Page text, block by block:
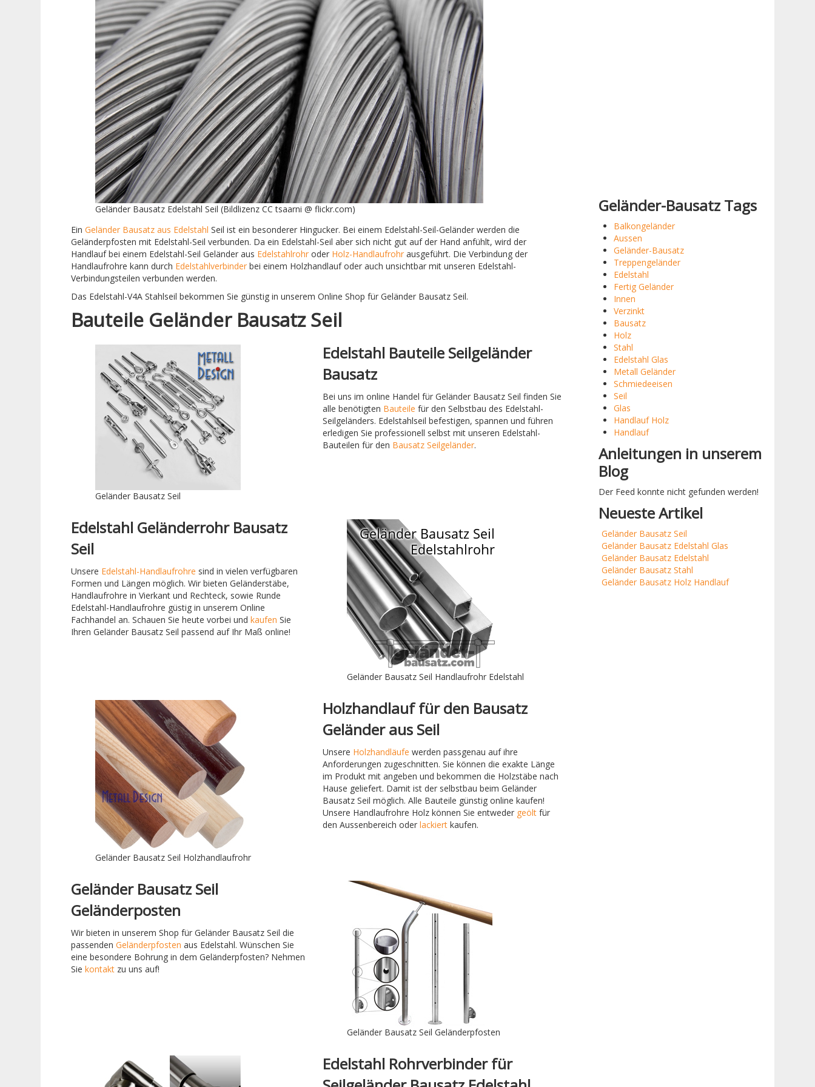
Geländer Bausatz Edelstahl Seil (Bildlizenz CC tsaarni @ flickr.com)
Ein Geländer Bausatz aus Edelstahl Seil ist ein besonderer Hingucker. Bei einem Edelstahl-Seil-Geländer werden die
Geländerpfosten mit Edelstahl-Seil verbunden. Da ein Edelstahl-Seil aber sich nicht gut auf der Hand anfühlt, wird der
Handlauf bei einem Edelstahl-Seil Geländer aus Edelstahlrohr oder Holz-Handlaufrohr ausgeführt. Die Verbindung der
Handlaufrohre kann durch Edelstahlverbinder bei einem Holzhandlauf oder auch unsichtbar mit unseren Edelstahl-
Verbindungsteilen verbunden werden.
Das Edelstahl-V4A Stahlseil bekommen Sie günstig in unserem Online Shop für Geländer Bausatz Seil.
Bauteile Geländer Bausatz Seil
Geländer Bausatz Seil
Edelstahl Bauteile Seilgeländer
Bausatz
Bei uns im online Handel für Geländer Bausatz Seil finden Sie
alle benötigten Bauteile für den Selbstbau des Edelstahl-
Seilgeländers. Edelstahlseil befestigen, spannen und führen
erledigen Sie professionell selbst mit unseren Edelstahl-
Bauteilen für den Bausatz Seilgeländer.
Edelstahl Geländerrohr Bausatz
Seil
Unsere Edelstahl-Handlaufrohre sind in vielen verfügbaren
Formen und Längen möglich. Wir bieten Geländerstäbe,
Handlaufrohre in Vierkant und Rechteck, sowie Runde
Edelstahl-Handlaufrohre güstig in unserem Online
Fachhandel an. Schauen Sie heute vorbei und kaufen Sie
Ihren Geländer Bausatz Seil passend auf Ihr Maß online!
Geländer Bausatz Seil Handlaufrohr Edelstahl
Geländer Bausatz Seil Holzhandlaufrohr
Holzhandlauf für den Bausatz
Geländer aus Seil
Unsere Holzhandläufe werden passgenau auf ihre
Anforderungen zugeschnitten. Sie können die exakte Länge
im Produkt mit angeben und bekommen die Holzstäbe nach
Hause geliefert. Damit ist der selbstbau beim Geländer
Bausatz Seil möglich. Alle Bauteile günstig online kaufen!
Unsere Handlaufrohre Holz können Sie entweder geölt für
den Aussenbereich oderlackiert kaufen.
Geländer Bausatz Seil
Geländerposten
Wir bieten in unserem Shop für Geländer Bausatz Seil die
passenden Geländerpfosten aus Edelstahl. Wünschen Sie
eine besondere Bohrung in dem Geländerpfosten? Nehmen
Sie kontakt zu uns auf!
Geländer Bausatz Seil Geländerpfosten
Edelstahl Rohrverbinder für
Geländer-Bausatz Tags
Balkongeländer
Aussen
Geländer-Bausatz
Treppengeländer
Edelstahl
Fertig Geländer
Innen
Verzinkt
Bausatz
Holz
Stahl
Edelstahl Glas
Metall Geländer
Schmiedeeisen
Seil
Glas
Handlauf Holz
Handlauf
Anleitungen in unserem
Blog
Der Feed konnte nicht gefunden werden!
Neueste Artikel
Geländer Bausatz Seil
Geländer Bausatz Edelstahl Glas
Geländer Bausatz Edelstahl
Geländer Bausatz Stahl
Geländer Bausatz Holz Handlauf